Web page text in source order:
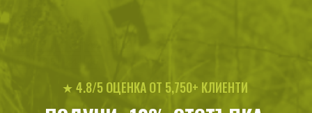
★ 4.8/5 ОЦЕНКА ОТ 5,750+ КЛИЕНТИ